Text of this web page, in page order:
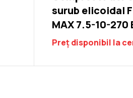
surub elicoidal
MAX 7.5-10-270
Preț disponibil la